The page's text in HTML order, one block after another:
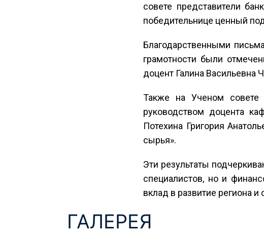
совете представители
победительнице ценный
Благодарственными
грамотности были
доцент Галина Васильевна
Также на Ученом совете
руководством доцента
Потехина Григория
сырья».
Эти результаты
специалистов, но и
вклад в развитие региона и
ГАЛЕРЕЯ